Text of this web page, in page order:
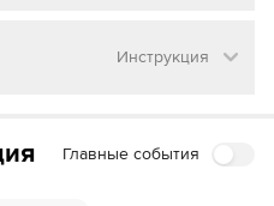
ТВ
учетную запись в
трансляцию матча
ПЛЮС
Инструкция
Главные события